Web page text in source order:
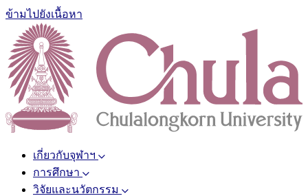
ข้ามไปยังเนื้อหา
เกี่ยวกับจุฬาฯ
การศึกษา
วิจัยและนวัตกรรม